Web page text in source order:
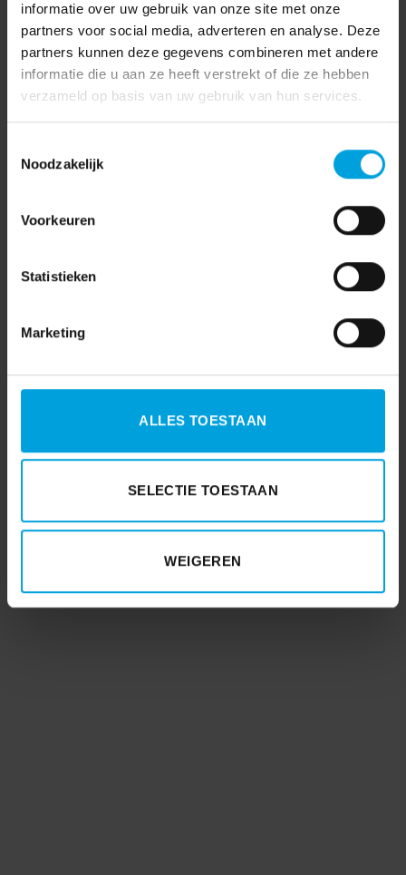
informatie over uw gebruik van onze site met onze
partners voor social media, adverteren en analyse. Deze
partners kunnen deze gegevens combineren met andere
informatie die u aan ze heeft verstrekt of die ze hebben
verzameld op basis van uw gebruik van hun services.
Noodzakelijk
Voorkeuren
Statistieken
Marketing
ALLES TOESTAAN
SELECTIE TOESTAAN
WEIGEREN
Maak bezwaar tegen uw
betaalverzuimboete
Nieuwe VAR: 2
aandachtspunten